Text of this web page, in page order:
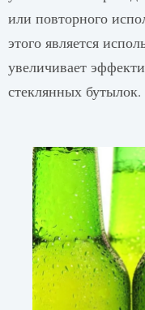
или повторного
этого является
увеличивает
стеклянных бутылок.